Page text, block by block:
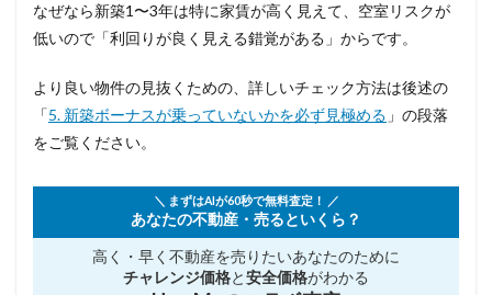
なぜなら新築1〜3年は特に家賃が高く見えて、空室リスクが
低いので「利回りが良く見える錯覚がある」からです。
より良い物件の見抜くための、詳しいチェック方法は後述の
「5. 新築ボーナスが乗っていないかを必ず見極める 」の段落
をご覧ください。
＼ まずはAIが60秒で無料査定！ ／
あなたの不動産・売るといくら？
高く・早く不動産を売りたいあなたのために
チャレンジ価格と安全価格がわかる